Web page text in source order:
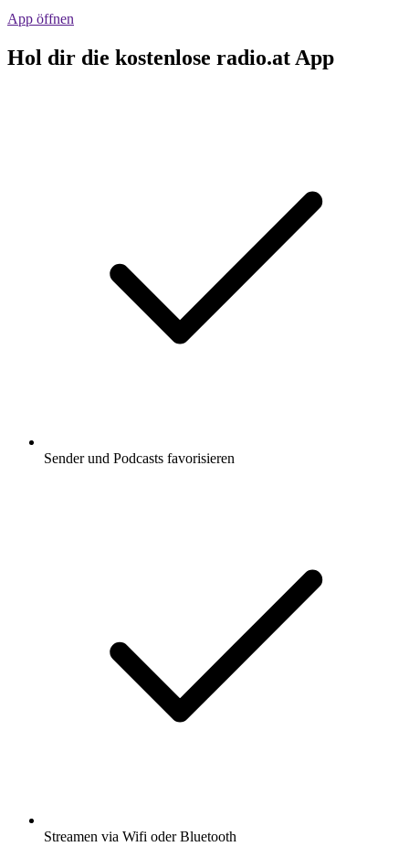
App öffnen
Hol dir die kostenlose radio.at App
Sender und Podcasts favorisieren
Streamen via Wifi oder Bluetooth